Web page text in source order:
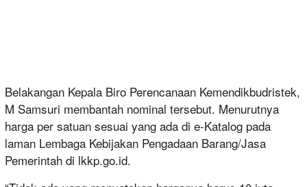
Belakangan Kepala Biro Perencanaan Kemendikbudristek,
M Samsuri membantah nominal tersebut. Menurutnya
harga per satuan sesuai yang ada di e-Katalog pada
laman Lembaga Kebijakan Pengadaan Barang/Jasa
Pemerintah di lkkp.go.id.